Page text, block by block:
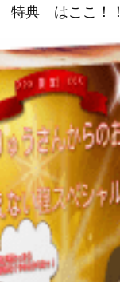
典 はここ！！